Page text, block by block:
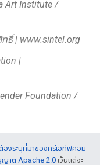
Art Institute /
ธิ์ | www.sintel.org
|
Foundation /
งระบุที่มาของครีเอทีฟคอม
ญาต Apache 2.0 เว้นแต่จะ